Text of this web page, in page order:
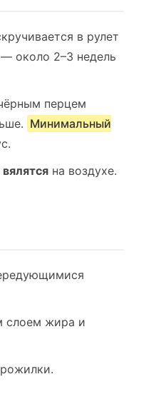
в рулет
около 2–3 недель
перцем
Минимальный
вялятся на воздухе.
слоем жира и